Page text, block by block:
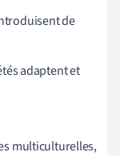
de
adaptent et
multiculturelles,